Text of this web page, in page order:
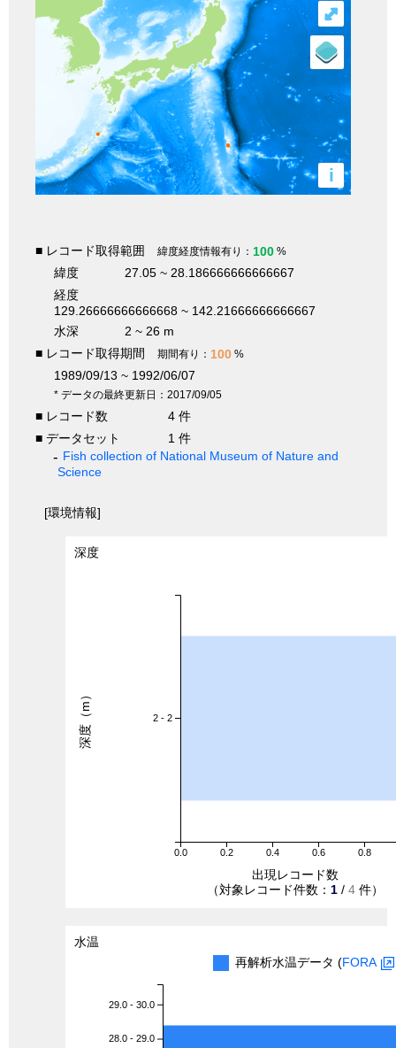
i
⤢
■ レコード取得範囲 緯度経度情報有り： 100 %
緯度
27.05 ~ 28.186666666666667
経度
129.26666666666668 ~ 142.21666666666667
水深
2 ~ 26 m
■ レコード取得期間
期間有り： 100 %
1989/09/13 ~ 1992/06/07
* データの最終更新日：2017/09/05
■ レコード数
4 件
■ データセット
1 件
Fish collection of National Museum of Nature and
Science
[環境情報]
深度
0.0 0.2 0.4 0.6 0.8
2 - 2
出現レコード数
（対象レコード件数： 1 / 4 件）
深度（m）
水温
再解析水温データ (FORA
29.0 - 30.0
28.0 - 29.0